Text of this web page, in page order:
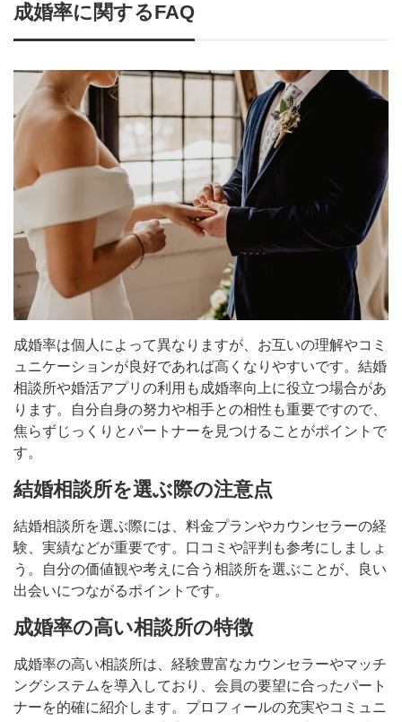
成婚率に関するFAQ
成婚率は個人によって異なりますが、お互いの理解やコミ
ュニケーションが良好であれば高くなりやすいです。結婚
相談所や婚活アプリの利用も成婚率向上に役立つ場合があ
ります。自分自身の努力や相手との相性も重要ですので、
焦らずじっくりとパートナーを見つけることがポイントで
す。
結婚相談所を選ぶ際の注意点
結婚相談所を選ぶ際には、料金プランやカウンセラーの経
験、実績などが重要です。口コミや評判も参考にしましょ
う。自分の価値観や考えに合う相談所を選ぶことが、良い
出会いにつながるポイントです。
成婚率の高い相談所の特徴
成婚率の高い相談所は、経験豊富なカウンセラーやマッチ
ングシステムを導入しており、会員の要望に合ったパート
ナーを的確に紹介します。プロフィールの充実やコミュニ